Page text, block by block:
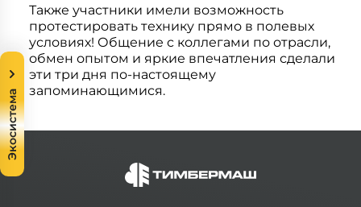
Также участники имели возможность
протестировать технику прямо в полевых
условиях! Общение с коллегами по отрасли,
обмен опытом и яркие впечатления сделали
эти три дня по-настоящему
запоминающимися.
Экосистема